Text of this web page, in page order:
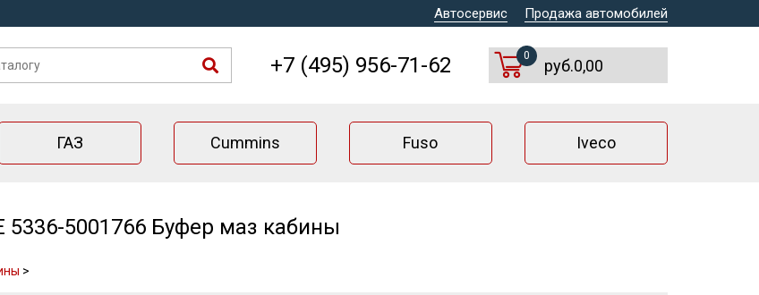
Автосервис Продажа автомобилей
+7 (495) 956-71-62 0
руб.0,00
ГАЗ Cummins Fuso Iveco
5336-5001766 Буфер маз кабины
>